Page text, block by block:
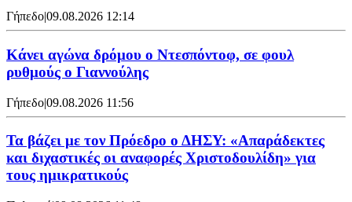
Γήπεδο|09.08.2026 12:14
Kάνει αγώνα δρόμου ο Ντεσπόντοφ, σε φουλ
ρυθμούς ο Γιαννούλης
Γήπεδο|09.08.2026 11:56
Τα βάζει με τον Πρόεδρο ο ΔΗΣΥ: «Απαράδεκτες
και διχαστικές οι αναφορές Χριστοδουλίδη» για
τους ημικρατικούς